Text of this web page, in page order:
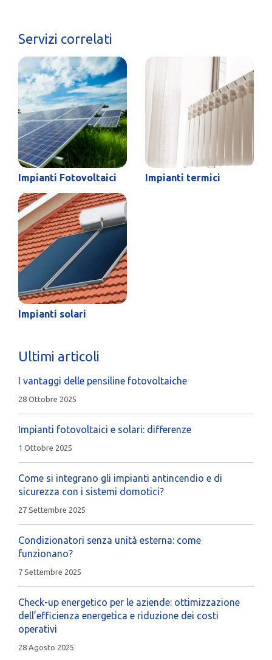
Servizi correlati
Impianti Fotovoltaici Impianti termici
Impianti solari
Ultimi articoli
I vantaggi delle pensiline fotovoltaiche
28 Ottobre 2025
Impianti fotovoltaici e solari: differenze
1 Ottobre 2025
Come si integrano gli impianti antincendio e di
sicurezza con i sistemi domotici?
27 Settembre 2025
Condizionatori senza unità esterna: come
funzionano?
7 Settembre 2025
Check-up energetico per le aziende: ottimizzazione
dell’efficienza energetica e riduzione dei costi
operativi
28 Agosto 2025